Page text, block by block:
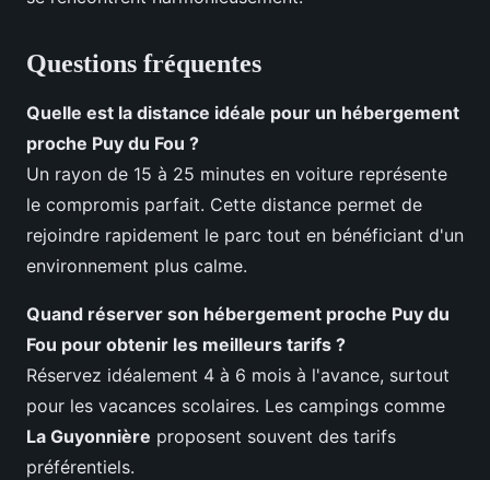
Questions fréquentes
Quelle est la distance idéale pour un hébergement
proche Puy du Fou ?
Un rayon de 15 à 25 minutes en voiture représente
le compromis parfait. Cette distance permet de
rejoindre rapidement le parc tout en bénéficiant d'un
environnement plus calme.
Quand réserver son hébergement proche Puy du
Fou pour obtenir les meilleurs tarifs ?
Réservez idéalement 4 à 6 mois à l'avance, surtout
pour les vacances scolaires. Les campings comme
La Guyonnière proposent souvent des tarifs
préférentiels.